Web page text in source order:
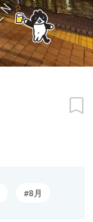
8月